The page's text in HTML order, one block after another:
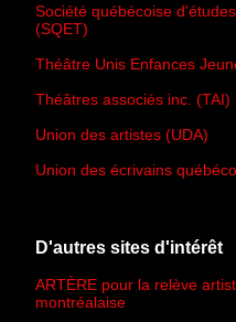
Société québécoise
(SQET)
Théâtre Unis Enfances
Théâtres associés inc. (TAI)
Union des artistes (UDA)
Union des écrivains
D'autres sites d'intérêt
ARTÈRE pour la relève
montréalaise